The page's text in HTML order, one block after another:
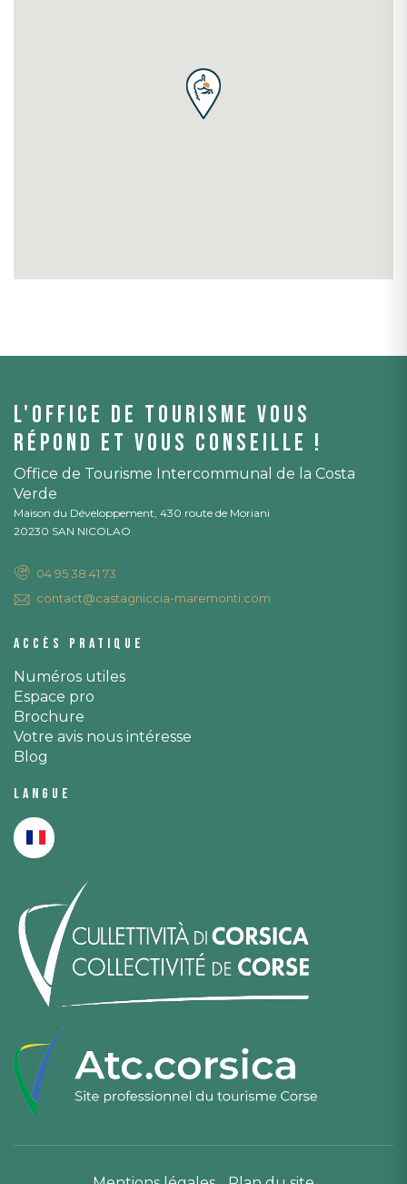
L'office de tourisme vous
répond et vous conseille !
Office de Tourisme Intercommunal de la Costa
Verde
Maison du Développement, 430 route de Moriani
20230 SAN NICOLAO
04 95 38 41 73
contact@castagniccia-maremonti.com
Accès pratique
Numéros utiles
Espace pro
Brochure
Votre avis nous intéresse
Blog
Langue